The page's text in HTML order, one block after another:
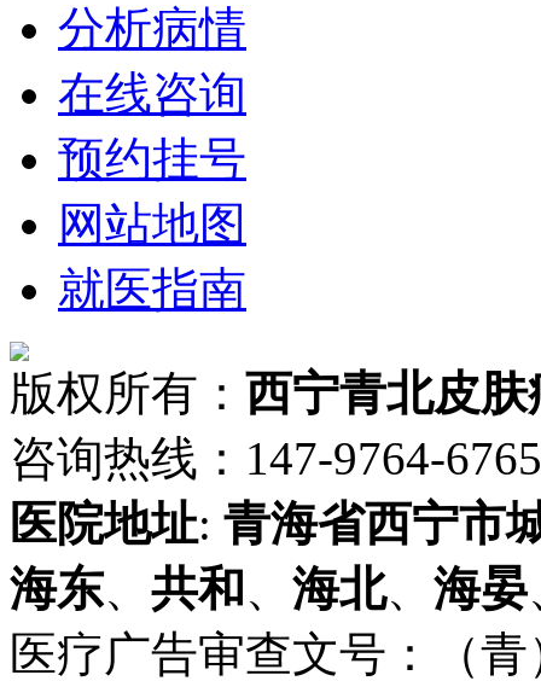
分析病情
在线咨询
预约挂号
网站地图
就医指南
版权所有： 西宁青北皮肤
咨询热线：147-9764-
医院地址: 青海省西宁市
海东、 共和 、 海北、 海晏
医疗广告审查文号：（